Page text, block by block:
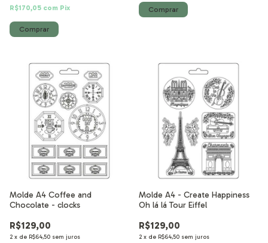
R$170,05 com Pix
Molde A4 Coffee and
Chocolate - clocks
R$129,00
2 x de R$64,50 sem juros
Molde A4 - Create Happiness
Oh lá lá Tour Eiffel
R$129,00
2 x de R$64,50 sem juros